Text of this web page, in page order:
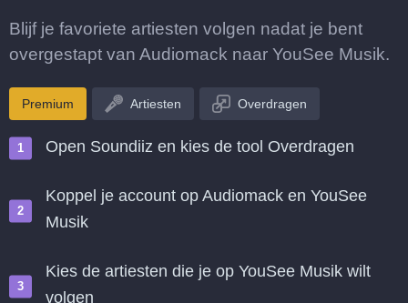
Blijf je favoriete artiesten volgen nadat je bent
overgestapt van Audiomack naar YouSee Musik.
Premium Artiesten Overdragen
Open Soundiiz en kies de tool Overdragen
Koppel je account op Audiomack en YouSee
Musik
Kies de artiesten die je op YouSee Musik wilt
volgen